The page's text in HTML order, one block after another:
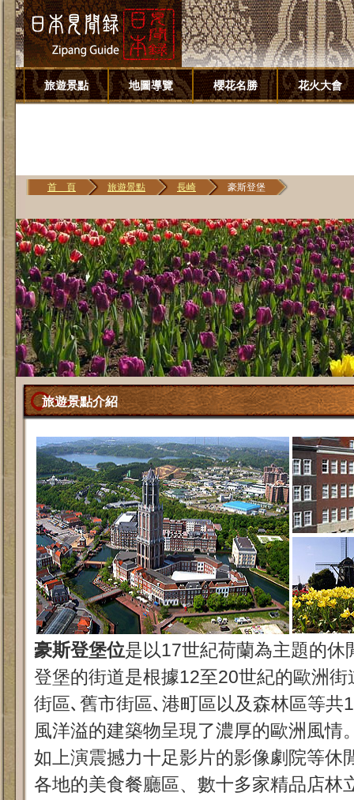
旅遊景點 地圖導覽 櫻花名勝 花火大會
首 頁 旅遊景點 長崎 豪斯登堡
旅遊景點介紹
豪斯登堡位是以17世紀荷蘭為主題的休
登堡的街道是根據12至20世紀的歐洲
街區､舊市街區､港町區以及森林區等共
風洋溢的建築物呈現了濃厚的歐洲風情
如上演震撼力十足影片的影像劇院等休
各地的美食餐廳區、數十多家精品店林